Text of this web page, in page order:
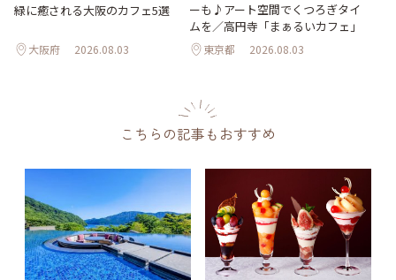
緑に癒される大阪のカフェ5選
大阪府 2026.08.03
ーも♪アート空間でくつろぎタイ
ムを／高円寺「まぁるいカフェ」
東京都 2026.08.03
こちらの記事もおすすめ